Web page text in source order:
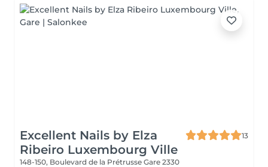
Excellent Nails by Elza
Ribeiro Luxembourg Ville
13
148-150, Boulevard de la Prétrusse Gare 2330